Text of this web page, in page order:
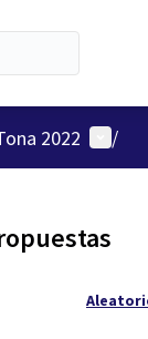
2022 Menú
/